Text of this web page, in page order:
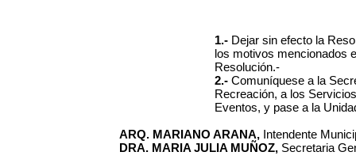
1.- Dejar sin efecto la
los motivos mencionados
Resolución.-
2.- Comuníquese a la
Recreación, a los
Eventos, y pase a la
ARQ. MARIANO ARANA, Intendente
DRA. MARIA JULIA MUÑOZ, Secretaria